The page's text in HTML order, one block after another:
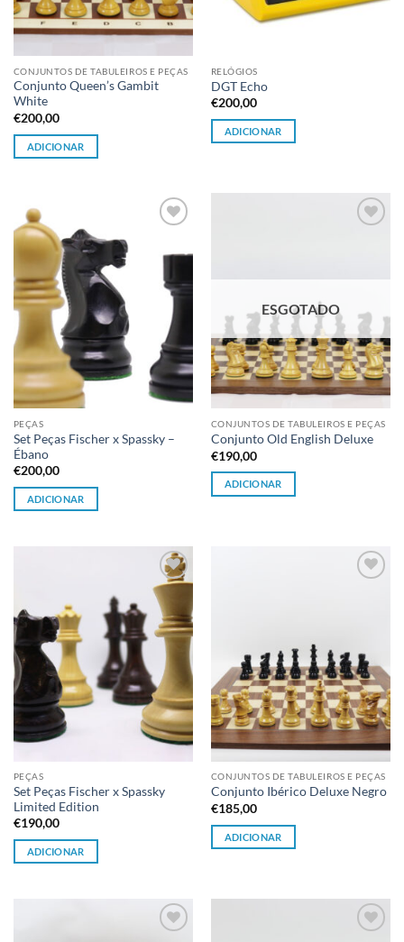
CONJUNTOS DE TABULEIROS E PEÇAS
Conjunto Queen’s Gambit
White
€200,00
ADICIONAR
RELÓGIOS
DGT Echo
€200,00
ADICIONAR
à lista de
PEÇAS
Set Peças Fischer x Spassky –
Ébano
€200,00
ADICIONAR
ESGOTADO
CONJUNTOS DE TABULEIROS E PEÇAS
Conjunto Old English Deluxe
€190,00
ADICIONAR
Adicionar
à lista de
desejos
PEÇAS
Set Peças Fischer x Spassky
Limited Edition
€190,00
ADICIONAR
CONJUNTOS DE TABULEIROS E PEÇAS
Conjunto Ibérico Deluxe Negro
€185,00
ADICIONAR